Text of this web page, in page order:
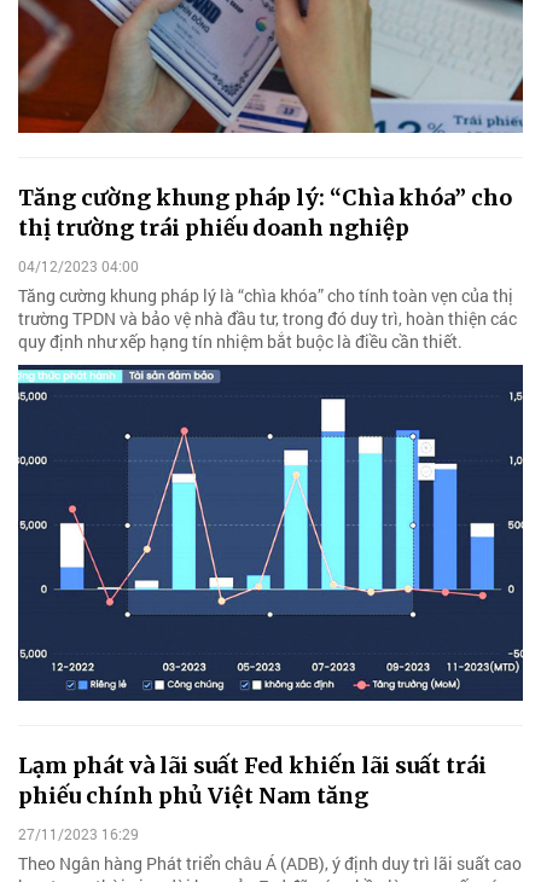
Tăng cường khung pháp lý: “Chìa khóa” cho
thị trường trái phiếu doanh nghiệp
04/12/2023 04:00
Tăng cường khung pháp lý là “chìa khóa” cho tính toàn vẹn của thị
trường TPDN và bảo vệ nhà đầu tư, trong đó duy trì, hoàn thiện các
quy định như xếp hạng tín nhiệm bắt buộc là điều cần thiết.
Lạm phát và lãi suất Fed khiến lãi suất trái
phiếu chính phủ Việt Nam tăng
27/11/2023 16:29
Theo Ngân hàng Phát triển châu Á (ADB), ý định duy trì lãi suất cao